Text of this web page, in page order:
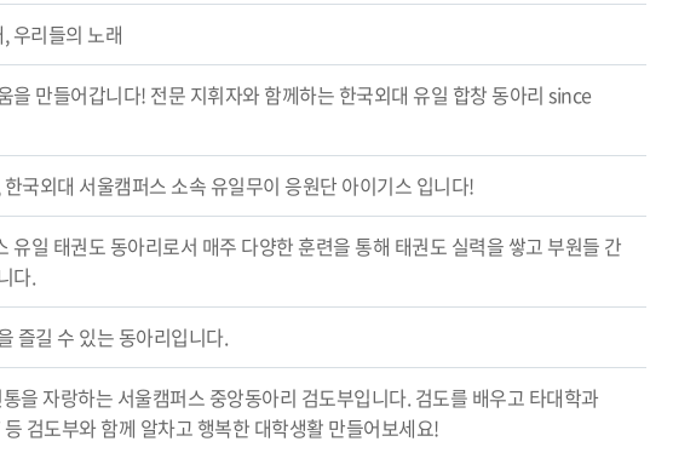
우리들의 노래
을 만들어갑니다! 전문 지휘자와 함께하는 한국외대 유일 합창 동아리 since
국외대 서울캠퍼스 소속 유일무이 응원단 아이기스 입니다!
유일 태권도 동아리로서 매주 다양한 훈련을 통해 태권도 실력을 쌓고 부원들 간
다.
즐길 수 있는 동아리입니다.
을 자랑하는 서울캠퍼스 중앙동아리 검도부입니다. 검도를 배우고 타대학과
검도부와 함께 알차고 행복한 대학생활 만들어보세요!